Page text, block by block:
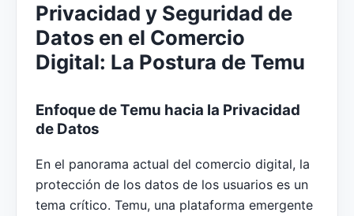
Privacidad y Seguridad de
Datos en el Comercio
Digital: La Postura de Temu
Enfoque de Temu hacia la Privacidad
de Datos
En el panorama actual del comercio digital, la
protección de los datos de los usuarios es un
tema crítico. Temu, una plataforma emergente